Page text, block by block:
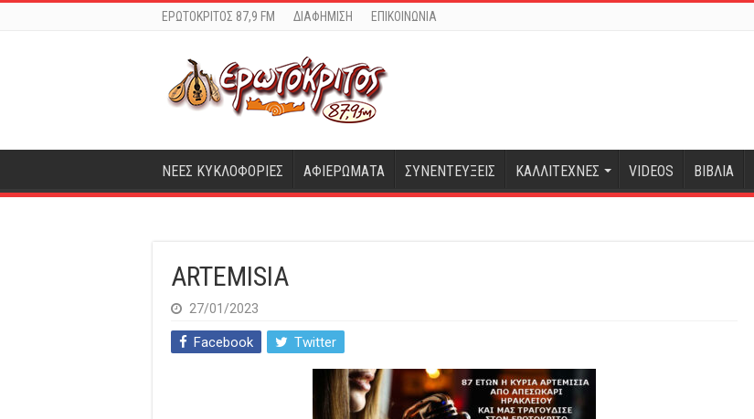
ΕΡΩΤΟΚΡΙΤΟΣ 87,9 FM ΔΙΑΦΗΜΙΣΗ ΕΠΙΚΟΙΝΩΝΙΑ
ΝΕΕΣ ΚΥΚΛΟΦΟΡΙΕΣ ΑΦΙΕΡΩΜΑΤΑ ΣΥΝΕΝΤΕΥΞΕΙΣ ΚΑΛΛΙΤΕΧΝΕΣ VIDEOS ΒΙΒΛΙΑ
ARTEMISIA
27/01/2023
Facebook Twitter